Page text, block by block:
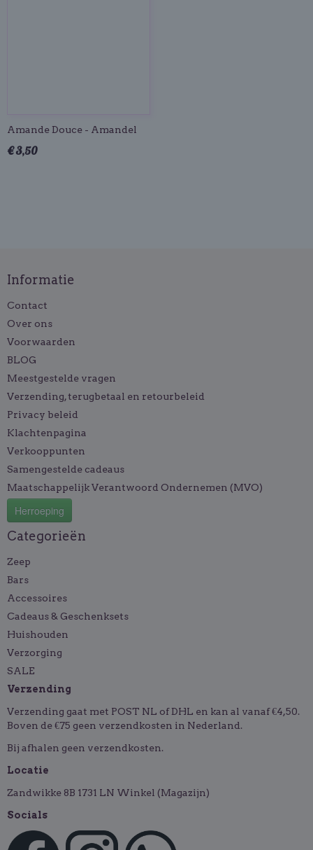
Amande Douce - Amandel
€ 3,50
Informatie
Contact
Over ons
Voorwaarden
BLOG
Meestgestelde vragen
Verzending, terugbetaal en retourbeleid
Privacy beleid
Klachtenpagina
Verkooppunten
Samengestelde cadeaus
Maatschappelijk Verantwoord Ondernemen (MVO)
Herroeping
Categorieën
Zeep
Bars
Accessoires
Cadeaus & Geschenksets
Huishouden
Verzorging
SALE
Verzending
Verzending gaat met POST NL of DHL en kan al vanaf €4,50.
Boven de €75 geen verzendkosten in Nederland.
Bij afhalen geen verzendkosten.
Locatie
Zandwikke 8B 1731 LN Winkel (Magazijn)
Socials